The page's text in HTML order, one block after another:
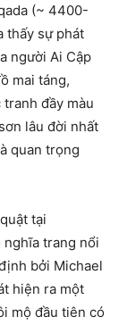
(~ 4400-
thấy sự phát
người Ai Cập
mai táng,
đầy màu
lâu đời nhất
quan trọng
tại
nghĩa trang nổi
bởi Michael
hiện ra một
mộ đầu tiên có